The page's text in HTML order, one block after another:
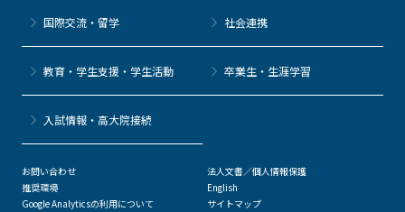
国際交流・留学 社会連携
教育・学生支援・学生活動 卒業生・生涯学習
⼊試情報・高大院接続
お問い合わせ
推奨環境
Google Analyticsの利用について
法人文書／個人情報保護
English
サイトマップ